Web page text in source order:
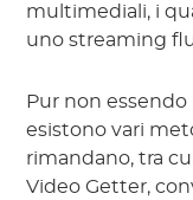
multimediali, i
uno streaming
Pur non
esistono vari
rimandano, tra
Video Getter,